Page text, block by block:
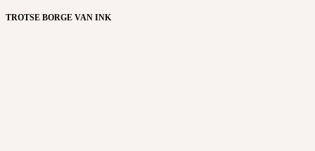
TROTSE BORGE VAN INK